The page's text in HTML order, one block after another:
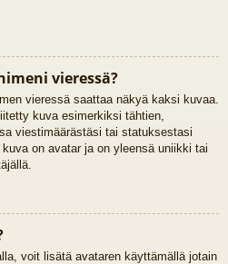
vieressä?
vieressä saattaa näkyä kaksi kuvaa.
kuva esimerkiksi tähtien,
viestimäärästäsi tai statuksestasi
on avatar ja on yleensä uniikki tai
voit lisätä avataren käyttämällä jotain